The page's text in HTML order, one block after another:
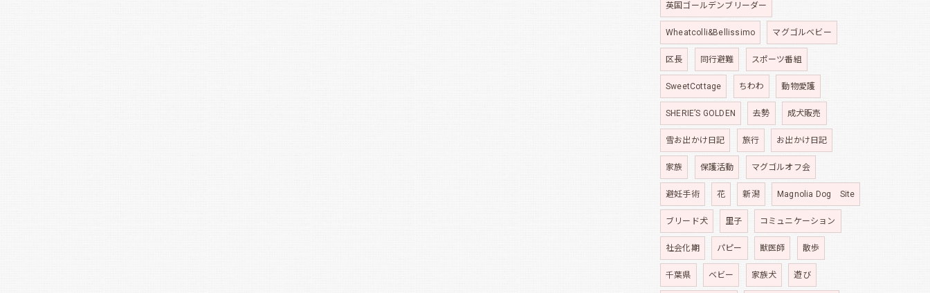
英国ゴールデンブリーダー
Wheatcolli&Bellissimo マグゴルベビー
区長 同行避難 スポーツ番組
SweetCottage ちわわ 動物愛護
SHERIE’S GOLDEN 去勢 成犬販売
雪お出かけ日記 旅行 お出かけ日記
家族 保護活動 マグゴルオフ会
避妊手術 花 新潟 Magnolia Dog Site
ブリード犬 里子 コミュニケーション
社会化期 パピー 獣医師 散歩
千葉県 ベビー 家族犬 遊び